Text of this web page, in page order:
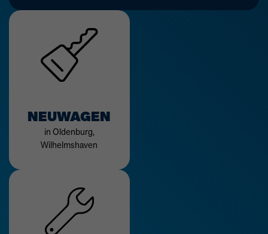
NEUWAGEN
in Oldenburg,
Wilhelmshaven